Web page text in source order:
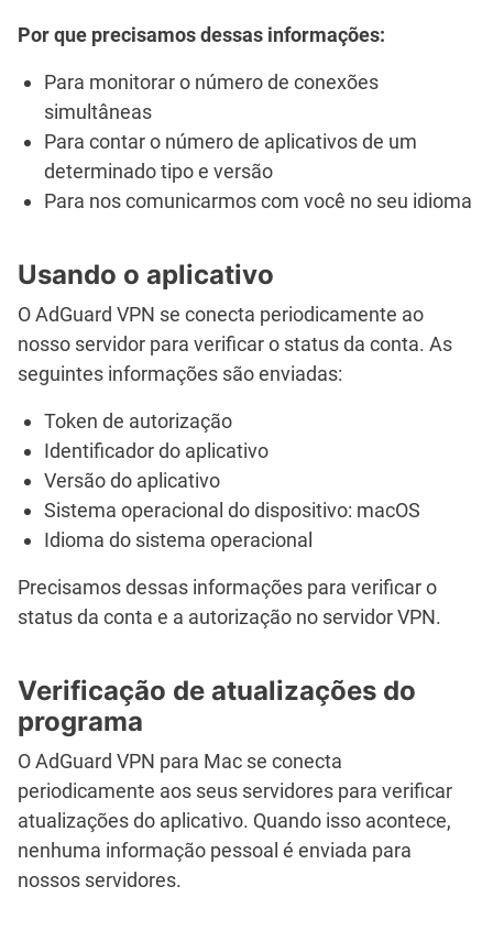
Por que precisamos dessas informações:
Para monitorar o número de conexões
simultâneas
Para contar o número de aplicativos de um
determinado tipo e versão
Para nos comunicarmos com você no seu idioma
Usando o aplicativo
O AdGuard VPN se conecta periodicamente ao
nosso servidor para verificar o status da conta. As
seguintes informações são enviadas:
Token de autorização
Identificador do aplicativo
Versão do aplicativo
Sistema operacional do dispositivo: macOS
Idioma do sistema operacional
Precisamos dessas informações para verificar o
status da conta e a autorização no servidor VPN.
Verificação de atualizações do
programa
O AdGuard VPN para Mac se conecta
periodicamente aos seus servidores para verificar
atualizações do aplicativo. Quando isso acontece,
nenhuma informação pessoal é enviada para
nossos servidores.